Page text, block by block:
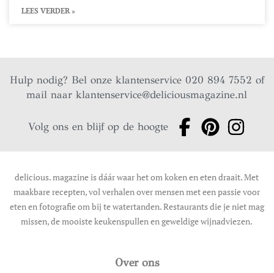
LEES VERDER »
Hulp nodig? Bel onze klantenservice 020 894 7552 of
mail naarklantenservice@deliciousmagazine.nl
Volg ons en blijf op de hoogte
delicious. magazine is dáár waar het om koken en eten draait. Met
maakbare recepten, vol verhalen over mensen met een passie voor
eten en fotografie om bij te watertanden. Restaurants die je niet mag
missen, de mooiste keukenspullen en geweldige wijnadviezen.
Over ons